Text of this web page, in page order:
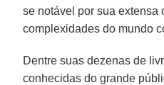
se notável por sua extensa
complexidades do mundo
Dentre suas dezenas de
conhecidas do grande